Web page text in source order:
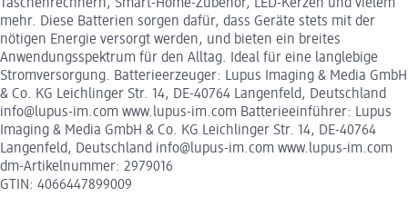
Taschenrechnern, Smart-Home-Zubehör, LED-Kerzen und vielem
mehr. Diese Batterien sorgen dafür, dass Geräte stets mit der
nötigen Energie versorgt werden, und bieten ein breites
Anwendungsspektrum für den Alltag. Ideal für eine langlebige
Stromversorgung. Batterieerzeuger: Lupus Imaging & Media GmbH
& Co. KG Leichlinger Str. 14, DE-40764 Langenfeld, Deutschland
info@lupus-im.com www.lupus-im.com Batterieeinführer: Lupus
Imaging & Media GmbH & Co. KG Leichlinger Str. 14, DE-40764
Langenfeld, Deutschland info@lupus-im.com www.lupus-im.com
dm-Artikelnummer: 2979016
GTIN: 4066447899009